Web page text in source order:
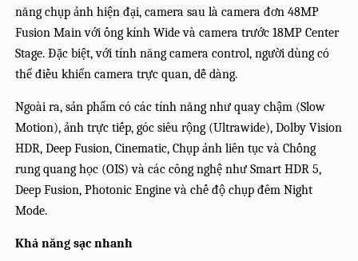
năng chụp ảnh hiện đại, camera sau là camera đơn 48MP
Fusion Main với ống kính Wide và camera trước 18MP Center
Stage. Đặc biệt, với tính năng camera control, người dùng có
thể điều khiển camera trực quan, dễ dàng.
Ngoài ra, sản phẩm có các tính năng như quay chậm (Slow
Motion), ảnh trực tiếp, góc siêu rộng (Ultrawide), Dolby Vision
HDR, Deep Fusion, Cinematic, Chụp ảnh liên tục và Chống
rung quang học (OIS) và các công nghệ như Smart HDR 5,
Deep Fusion, Photonic Engine và chế độ chụp đêm Night
Mode.
Khả năng sạc nhanh